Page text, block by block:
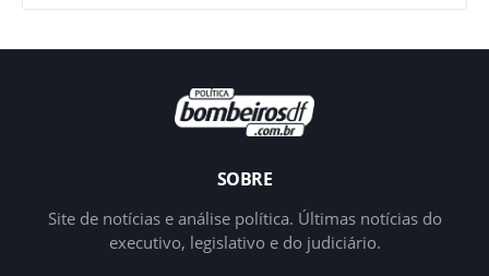
SOBRE
Site de notícias e análise política. Últimas notícias do
executivo, legislativo e do judiciário.